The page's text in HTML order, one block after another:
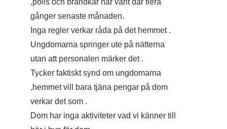
gånger senaste månaden.
Inga regler verkar råda på det hemmet .
Ungdomarna springer ute på nätterna
utan att personalen märker det .
Tycker faktiskt synd om ungdomarna
,hemmet vill bara tjäna pengar på dom
verkar det som .
Dom har inga aktiviteter vad vi känner till